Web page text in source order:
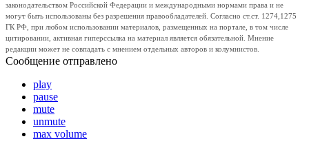
законодательством Российской Федерации и международными нормами права и не
могут быть использованы без разрешения правообладателей. Согласно ст.ст. 1274,1275
ГК РФ, при любом использовании материалов, размещенных на портале, в том числе
цитировании, активная гиперссылка на материал является обязательной. Мнение
редакции может не совпадать с мнением отдельных авторов и колумнистов.
Сообщение отправлено
play
pause
mute
unmute
max volume